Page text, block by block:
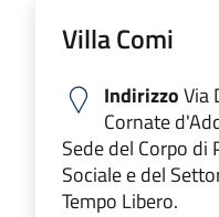
Villa Comi
IndirizzoVia
Cornate
Sede del Corpo di
Sociale e del
Tempo Libero.